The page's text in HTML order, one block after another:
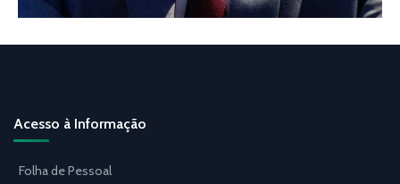
Acesso à Informação
Folha de Pessoal